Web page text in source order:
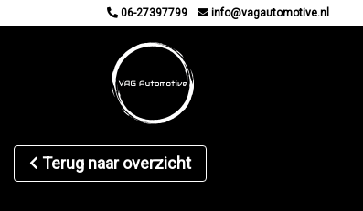
06-27397799 info@vagautomotive.nl
Terug naar overzicht